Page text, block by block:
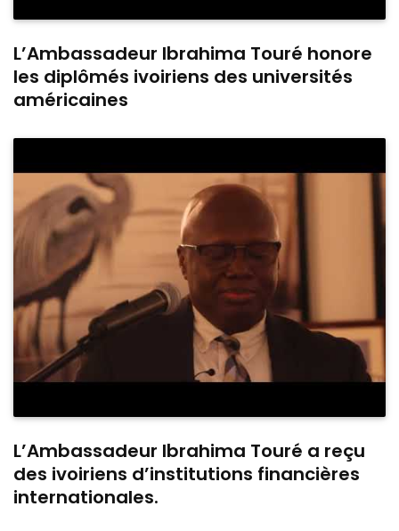
L’Ambassadeur Ibrahima Touré honore
les diplômés ivoiriens des universités
américaines
L’Ambassadeur Ibrahima Touré a reçu
des ivoiriens d’institutions financières
internationales.